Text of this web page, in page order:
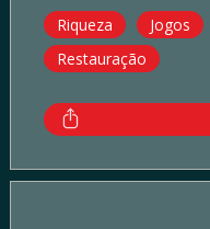
Riqueza
Jogos
Restauração